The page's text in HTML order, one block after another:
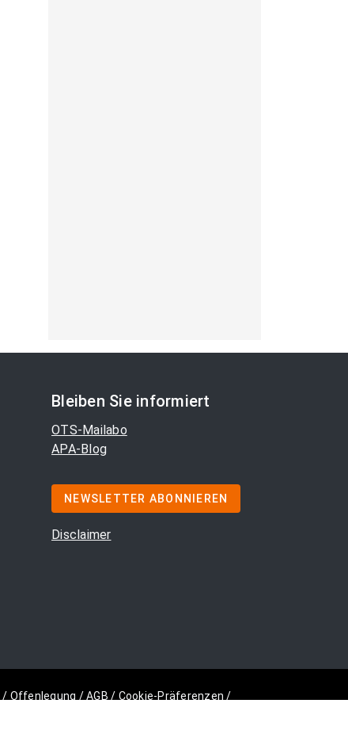
Bleiben Sie informiert
OTS-Mailabo
APA-Blog
NEWSLETTER ABONNIEREN
Disclaimer
/ Offenlegung /AGB / Cookie-Präferenzen /